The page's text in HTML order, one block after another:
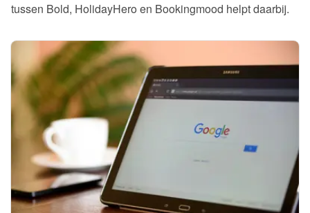
tussen Bold, HolidayHero en Bookingmood helpt daarbij.